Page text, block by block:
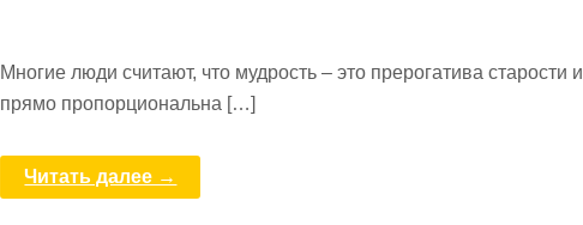
Многие люди считают, что мудрость – это прерогатива старости и
прямо пропорциональна […]
Читать далее →